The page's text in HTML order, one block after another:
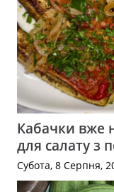
Кабачки вже
для салату з
Субота, 8 Серпня,